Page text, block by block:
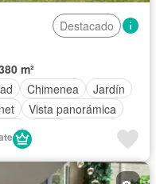
Destacado
m²
Chimenea
Jardín
Vista panorámica